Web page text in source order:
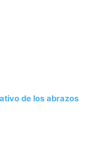
de los abrazos